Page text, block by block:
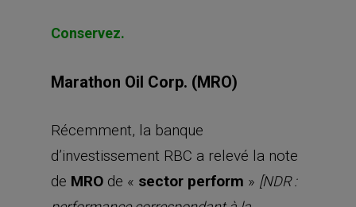
Conservez.
Marathon Oil Corp. (MRO)
Récemment, la banque
d’investissement RBC a relevé la note
de MRO de « sector perform » [NDR :